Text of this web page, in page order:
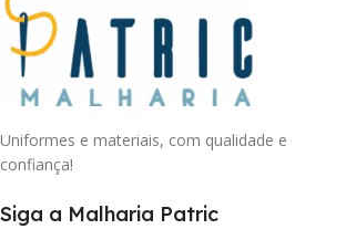
Uniformes e materiais, com qualidade e
confiança!
Siga a Malharia Patric